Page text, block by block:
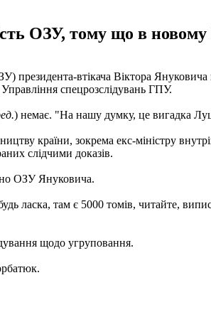
ОЗУ, тому що в новому
президента-втікача Віктора
спецрозслідувань ГПУ.
) немає. "На нашу думку, це вигадка
країни, зокрема екс-міністру
слідчими доказів.
ОЗУ Януковича.
ласка, там є 5000 томів, читайте,
щодо угруповання.